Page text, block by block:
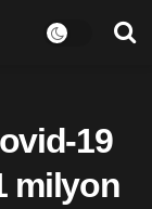
19
milyon